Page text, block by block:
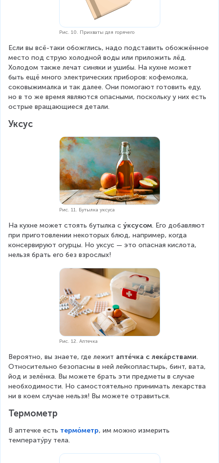
Рис. 10. Прихваты для горячего
Если вы всё-таки обожглись, надо подставить обожжённое
место под струю холодной воды или приложить лёд.
Холодом также лечат синяки и ушибы. На кухне может
быть ещё много электрических приборов: кофемолка,
соковыжималка и так далее. Они помогают готовить еду,
но в то же время являются опасными, поскольку у них есть
острые вращающиеся детали.
Уксус
Рис. 11. Бутылка уксуса
На кухне может стоять бутылка с у́ксусом. Его добавляют
при приготовлении некоторых блюд, например, когда
консервируют огурцы. Но уксус — это опасная кислота,
нельзя брать его без взрослых!
Рис. 12. Аптечка
Вероятно, вы знаете, где лежит апте́чка с лека́рствами.
Относительно безопасны в ней лейкопластырь, бинт, вата,
йод и зелёнка. Вы можете брать эти предметы в случае
необходимости. Но самостоятельно принимать лекарства
ни в коем случае нельзя! Вы можете отравиться.
Термометр
В аптечке есть термо́метр, им можно измерить
температу́ру тела.